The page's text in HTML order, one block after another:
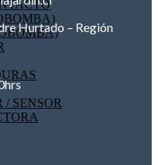
/ SENSOR
Hurtado – Región